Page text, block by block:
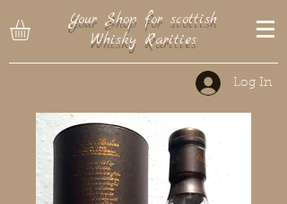
Your Shop for scottish
Whisky Rarities
Log In